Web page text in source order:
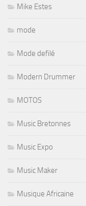
Mike Estes
mode
Mode defilé
Modern Drummer
MOTOS
Music Bretonnes
Music Expo
Music Maker
Musique Africaine